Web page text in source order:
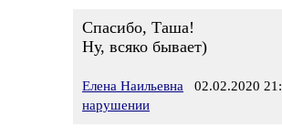
Спасибо, Таша!
Ну, всяко бывает)
Елена Наильевна 02.02.2020
нарушении